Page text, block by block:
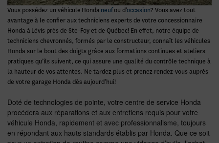
Vous possédez un véhicule Hondaneufou d’occasion? Vous avez tout
avantage à le confier aux techniciens experts de votre concessionnaire
Honda àLévis près de Ste-Foy et de Québec! En effet, notre équipe de
techniciens chevronnés, formés par le constructeur, connaît les véhicules
Honda sur le bout des doigts grâce aux formations continues et ateliers
pratiques qu’ils suivent, ce qui assure une qualité du contrôle technique à
la hauteur de vos attentes. Ne tardez plus et prenez rendez-vous auprès
de votre garage Honda dès aujourd’hui!
Doté de technologies de pointe, votre centre de service Honda
procédera aux réparations et aux entretiens requis pour votre
véhicule Honda, rapidement et avec professionnalisme, toujours
en répondant aux hauts standards établis par Honda. Que ce soit